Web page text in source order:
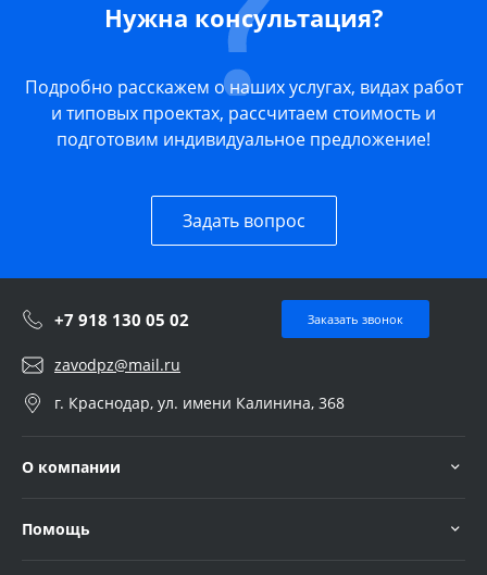
Нужна консультация?
Подробно расскажем о наших услугах, видах работ
и типовых проектах, рассчитаем стоимость и
подготовим индивидуальное предложение!
Задать вопрос
+7 918 130 05 02 Заказать звонок
zavodpz@mail.ru
г. Краснодар, ул. имени Калинина, 368
О компании
Помощь